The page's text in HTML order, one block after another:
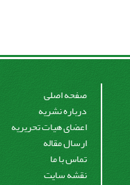
صفحه اصلی
درباره نشریه
اعضای هیات تحریریه
ارسال مقاله
تماس با ما
نقشه سایت